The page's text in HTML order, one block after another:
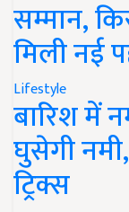
सम्मान,
मिली नई
Lifestyle
बारिश में
घुसेगी
ट्रिक्स